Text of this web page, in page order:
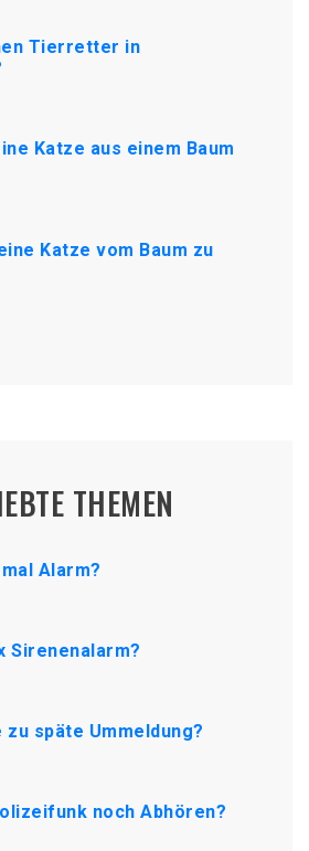
Tierretter in
Katze aus einem Baum
Katze vom Baum zu
THEMEN
Alarm?
Sirenenalarm?
späte Ummeldung?
noch Abhören?